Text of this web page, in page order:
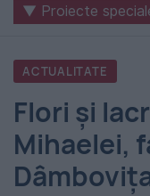
internaționale
România
-
Evenimentul
Zilei
▼ Proiecte
ACTUALITATE
Flori și
Mihaelei,